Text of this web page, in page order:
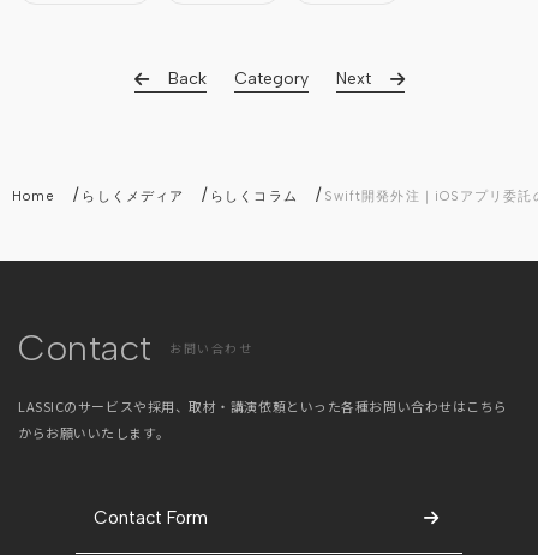
Back Category Next
Home / らしくメディア / らしくコラム / Swift開発外注｜iOSアプリ委託
Contact お問い合わせ
LASSICのサービスや採用、取材・講演依頼といった各種お問い合わせはこちら
からお願いいたします。
Contact Form